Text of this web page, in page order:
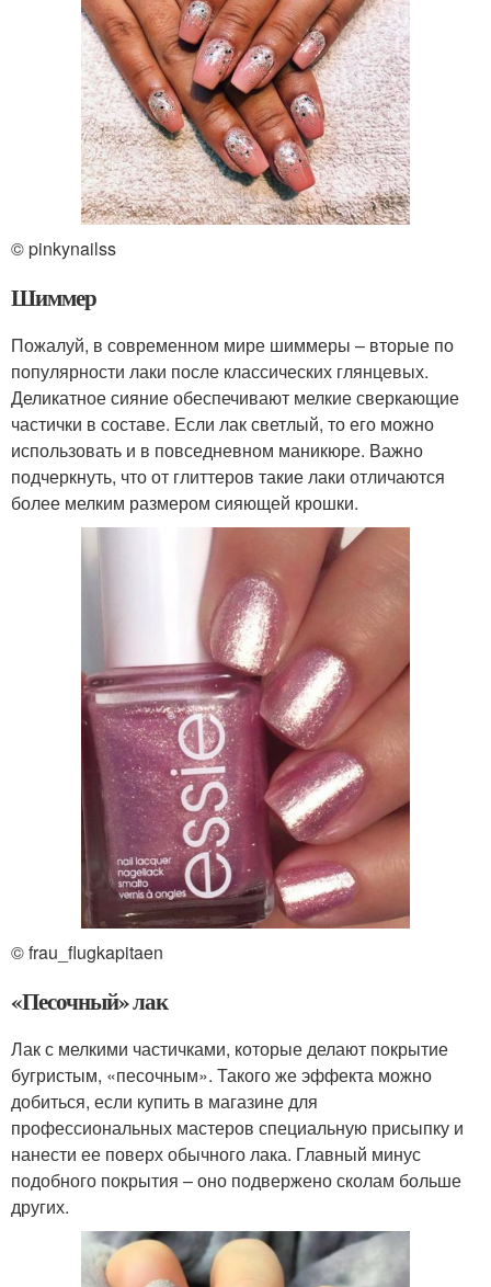
© pinkynailss
Шиммер
Пожалуй, в современном мире шиммеры – вторые по
популярности лаки после классических глянцевых.
Деликатное сияние обеспечивают мелкие сверкающие
частички в составе. Если лак светлый, то его можно
использовать и в повседневном маникюре. Важно
подчеркнуть, что от глиттеров такие лаки отличаются
более мелким размером сияющей крошки.
© frau_flugkapitaen
«Песочный» лак
Лак с мелкими частичками, которые делают покрытие
бугристым, «песочным». Такого же эффекта можно
добиться, если купить в магазине для
профессиональных мастеров специальную присыпку и
нанести ее поверх обычного лака. Главный минус
подобного покрытия – оно подвержено сколам больше
других.